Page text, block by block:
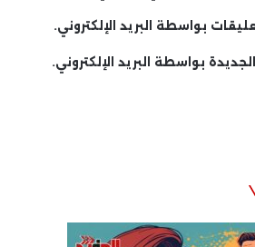
بواسطة البريد الإلكتروني.
بواسطة البريد الإلكتروني.